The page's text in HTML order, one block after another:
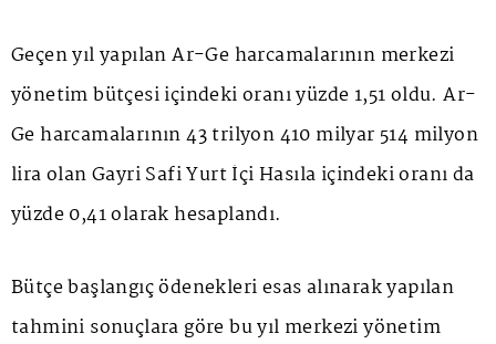
Geçen yıl yapılan Ar-Ge harcamalarının merkezi
yönetim bütçesi içindeki oranı yüzde 1,51 oldu. Ar-
Ge harcamalarının 43 trilyon 410 milyar 514 milyon
lira olan Gayri Safi Yurt İçi Hasıla içindeki oranı da
yüzde 0,41 olarak hesaplandı.
Bütçe başlangıç ödenekleri esas alınarak yapılan
tahmini sonuçlara göre bu yıl merkezi yönetim